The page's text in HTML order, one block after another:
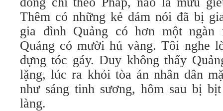
Thêm có những kẻ dám nói đã bị
gia đình Quảng có hơn một ngàn
Quảng có mười hủ vàng. Tôi nghe
dựng tóc gáy. Duy không thấy
lặng, lúc ra khỏi tòa án nhân dân
như sáng tinh sương, hôm sau bị
làng.